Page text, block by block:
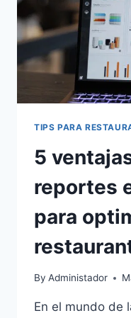
TIPS PARA
5
reportes
para
By Administador
En el mundo de